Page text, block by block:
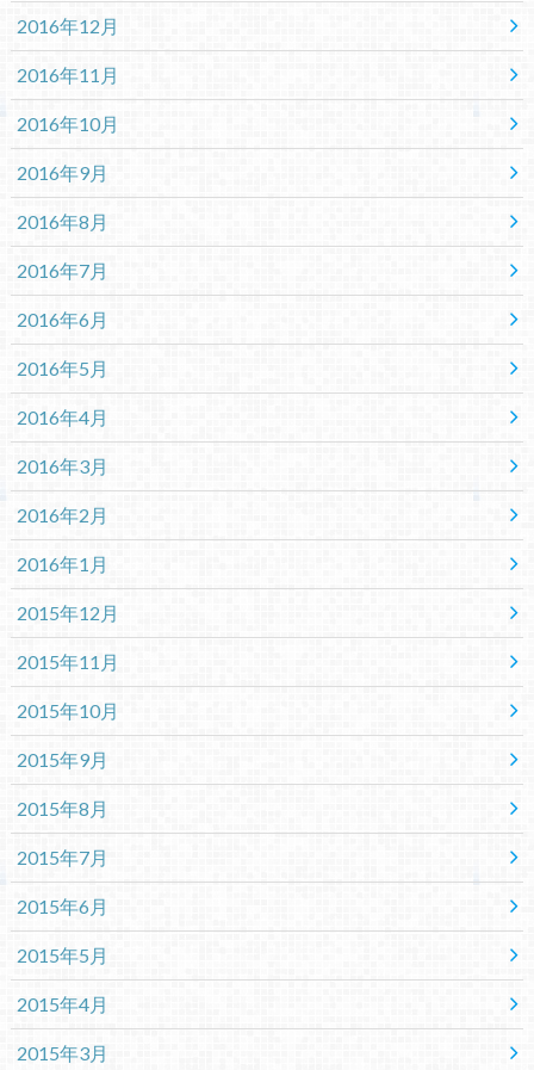
2016年12月
2016年11月
2016年10月
2016年9月
2016年8月
2016年7月
2016年6月
2016年5月
2016年4月
2016年3月
2016年2月
2016年1月
2015年12月
2015年11月
2015年10月
2015年9月
2015年8月
2015年7月
2015年6月
2015年5月
2015年4月
2015年3月